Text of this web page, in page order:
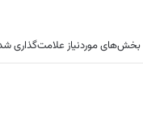
بخش‌های موردنیاز علامت‌گذاری